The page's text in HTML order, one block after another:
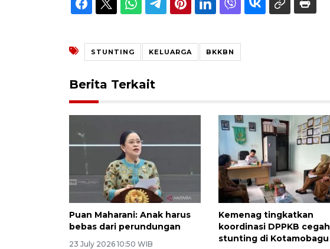
STUNTING KELUARGA BKKBN
Berita Terkait
Puan Maharani: Anak harus
bebas dari perundungan
23 July 2026 10:50 WIB
Kemenag tingkatkan
koordinasi DPPKB cegah
stunting di Kotamobagu